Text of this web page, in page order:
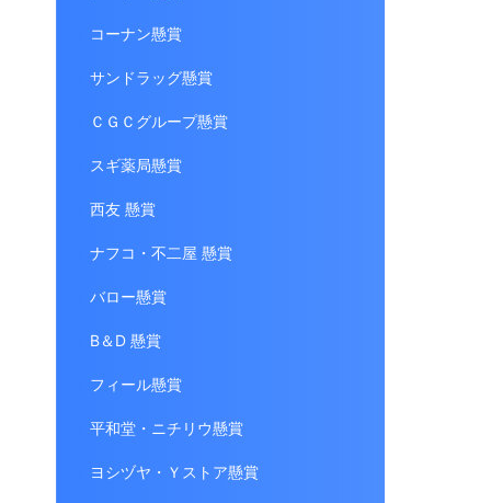
コーナン懸賞
サンドラッグ懸賞
ＣＧＣグループ懸賞
スギ薬局懸賞
西友 懸賞
ナフコ・不二屋 懸賞
バロー懸賞
B＆D 懸賞
フィール懸賞
平和堂・ニチリウ懸賞
ヨシヅヤ・Ｙストア懸賞